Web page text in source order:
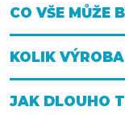
CO VŠE MŮŽE
KOLIK
JAK DLOUHO